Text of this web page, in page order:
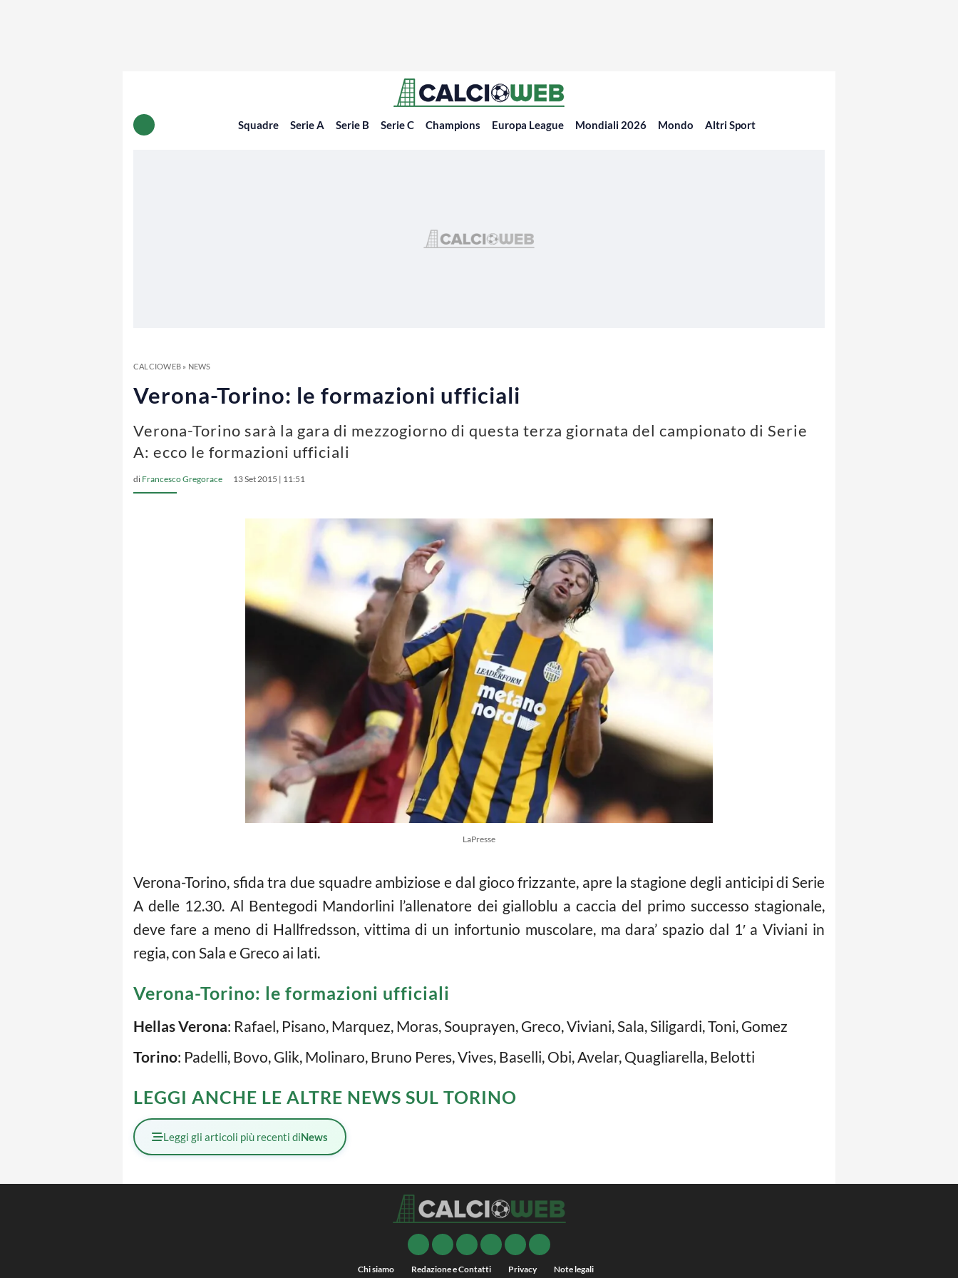
Squadre Serie A Serie B Serie C Champions Europa League Mondiali 2026 Mondo Altri Sport
CALCIOWEB» NEWS
Verona-Torino: le formazioni ufficiali
Verona-Torino sarà la gara di mezzogiorno di questa terza giornata del campionato di Serie
A: ecco le formazioni ufficiali
di Francesco Gregorace 13 Set 2015 | 11:51
LaPresse
Verona-Torino, sfida tra due squadre ambiziose e dal gioco frizzante, apre la stagione degli anticipi di Serie
A delle 12.30. Al Bentegodi Mandorlini l’allenatore dei gialloblu a caccia del primo successo stagionale,
deve fare a meno di Hallfredsson, vittima di un infortunio muscolare, ma dara’ spazio dal 1′ a Viviani in
regia, con Sala e Greco ai lati.
Verona-Torino: le formazioni ufficiali
Hellas Verona: Rafael, Pisano, Marquez, Moras, Souprayen, Greco, Viviani, Sala, Siligardi, Toni, Gomez
Torino: Padelli, Bovo, Glik, Molinaro, Bruno Peres, Vives, Baselli, Obi, Avelar, Quagliarella, Belotti
LEGGI ANCHE LE ALTRE NEWS SUL TORINO
Leggi gli articoli più recenti diNews
Chi siamo Redazione e Contatti Privacy Note legali